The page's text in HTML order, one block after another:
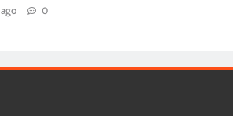
ago
0